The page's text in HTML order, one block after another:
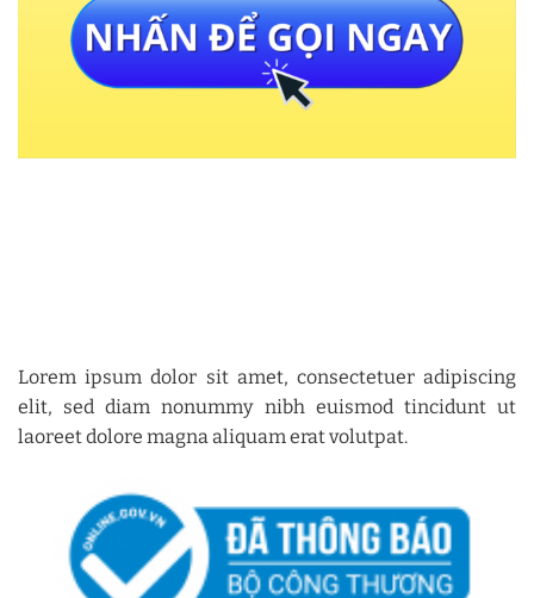
Lorem ipsum dolor sit amet, consectetuer adipiscing
elit, sed diam nonummy nibh euismod tincidunt ut
laoreet dolore magna aliquam erat volutpat.